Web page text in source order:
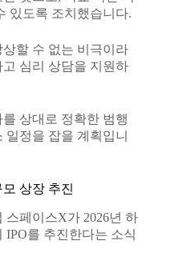
있도록 조치했습니다.
할 수 없는 비극이라
심리 상담을 지원하
상대로 정확한 범행
정을 잡을 계획입니
상장 추진
스페이스X가 2026년 하
IPO를 추진한다는 소식